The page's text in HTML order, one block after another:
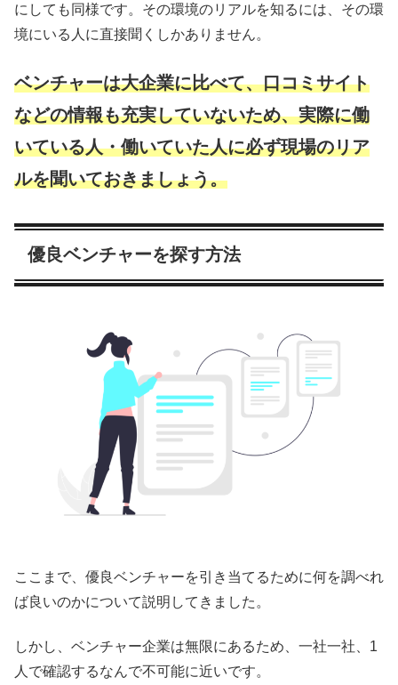
にしても同様です。その環境のリアルを知るには、その環
境にいる人に直接聞くしかありません。
ベンチャーは大企業に比べて、口コミサイト
などの情報も充実していないため、実際に働
いている人・働いていた人に必ず現場のリア
ルを聞いておきましょう。
優良ベンチャーを探す方法
ここまで、優良ベンチャーを引き当てるために何を調べれ
ば良いのかについて説明してきました。
しかし、ベンチャー企業は無限にあるため、一社一社、1
人で確認するなんで不可能に近いです。